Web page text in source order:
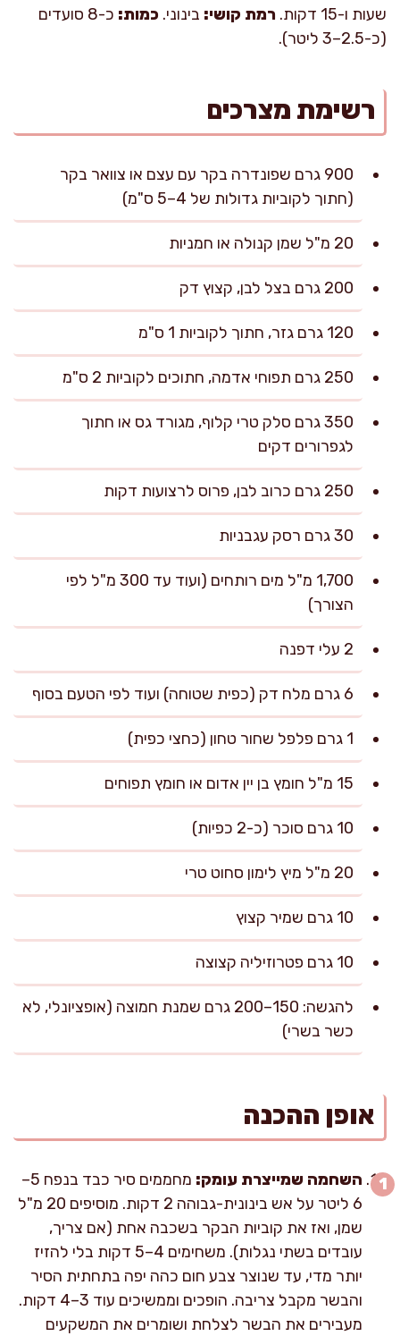
שעות ו-15 דקות.
רמת קושי: בינוני. כמות:
כ-8 סועדים
(כ-2.5–3 ליטר).
רשימת מצרכים
900 גרם שפונדרה בקר עם עצם או צוואר בקר
(חתוך לקוביות גדולות של 4–5 ס"מ)
20 מ"ל שמן קנולה או חמניות
200 גרם בצל לבן, קצוץ דק
120 גרם גזר, חתוך לקוביות 1 ס"מ
250 גרם תפוחי אדמה, חתוכים לקוביות 2 ס"מ
350 גרם סלק טרי קלוף, מגורד גס או חתוך
לגפרורים דקים
250 גרם כרוב לבן, פרוס לרצועות דקות
30 גרם רסק עגבניות
1,700 מ"ל מים רותחים (ועוד עד 300 מ"ל לפי
הצורך)
2 עלי דפנה
6 גרם מלח דק (כפית שטוחה) ועוד לפי הטעם בסוף
1 גרם פלפל שחור טחון (כחצי כפית)
15 מ"ל חומץ בן יין אדום או חומץ תפוחים
10 גרם סוכר (כ-2 כפיות)
20 מ"ל מיץ לימון סחוט טרי
10 גרם שמיר קצוץ
10 גרם פטרוזיליה קצוצה
להגשה: 150–200 גרם שמנת חמוצה (אופציונלי, לא
כשר בשרי)
אופן ההכנה
השחמה שמייצרת עומק:
מחממים סיר כבד בנפח 5–
6 ליטר על אש בינונית-גבוהה 2 דקות. מוסיפים 20 מ"ל
שמן, ואז את קוביות הבקר בשכבה אחת (אם צריך,
עובדים בשתי נגלות). משחימים 4–5 דקות בלי להזיז
יותר מדי, עד שנוצר צבע חום כהה יפה בתחתית הסיר
והבשר מקבל צריבה. הופכים וממשיכים עוד 3–4 דקות.
מעבירים את הבשר לצלחת ושומרים את המשקעים